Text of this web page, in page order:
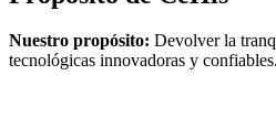
Nuestro propósito: Devolver la
tecnológicas innovadoras y confiables.